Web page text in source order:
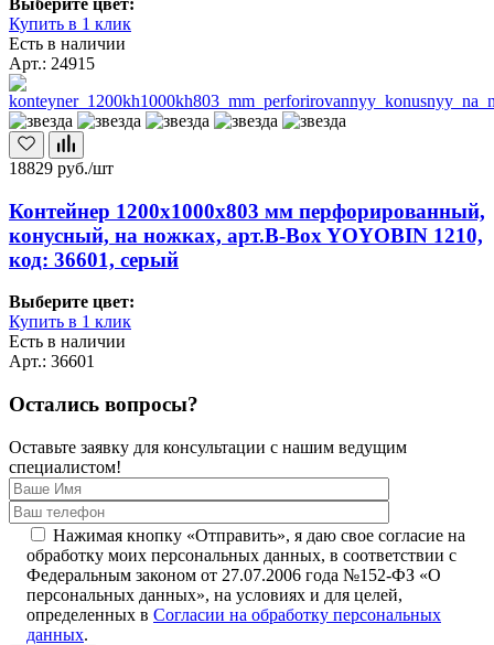
Купить в 1 клик
Есть в наличии
Арт.: 24915
18829 руб./шт
Контейнер 1200х1000х803 мм перфорированный,
конусный, на ножках, арт.B-Box YOYOBIN 1210,
код: 36601, серый
Выберите цвет:
Купить в 1 клик
Есть в наличии
Арт.: 36601
Остались вопросы?
Оставьте заявку для консультации с нашим ведущим
специалистом!
Нажимая кнопку «Отправить», я даю свое согласие на
обработку моих персональных данных, в соответствии с
Федеральным законом от 27.07.2006 года №152-ФЗ «О
персональных данных», на условиях и для целей,
определенных в Согласии на обработку персональных
данных.